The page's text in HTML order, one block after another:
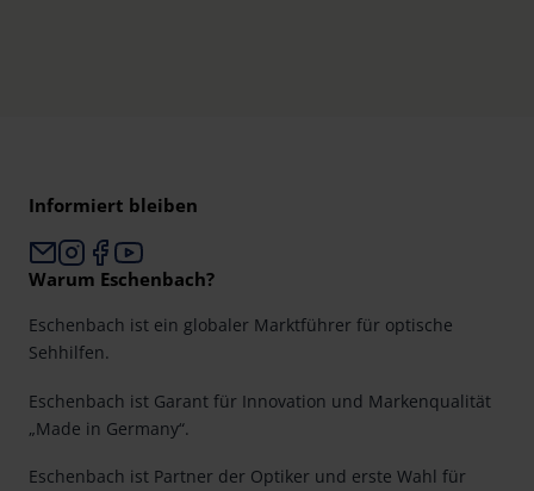
Informiert bleiben
Warum Eschenbach?
Eschenbach ist ein globaler Marktführer für optische
Sehhilfen.
Eschenbach ist Garant für Innovation und Markenqualität
„Made in Germany“.
Eschenbach ist Partner der Optiker und erste Wahl für